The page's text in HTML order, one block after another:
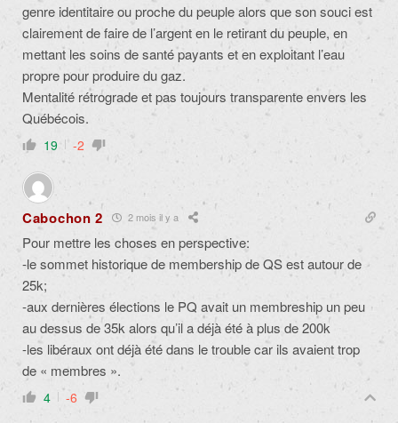
genre identitaire ou proche du peuple alors que son souci est
clairement de faire de l’argent en le retirant du peuple, en
mettant les soins de santé payants et en exploitant l’eau
propre pour produire du gaz.
Mentalité rétrograde et pas toujours transparente envers les
Québécois.
19 -2
Cabochon 2 2 mois il y a
Pour mettre les choses en perspective:
-le sommet historique de membership de QS est autour de
25k;
-aux dernières élections le PQ avait un membreship un peu
au dessus de 35k alors qu’il a déjà été à plus de 200k
-les libéraux ont déjà été dans le trouble car ils avaient trop
de « membres ».
4 -6